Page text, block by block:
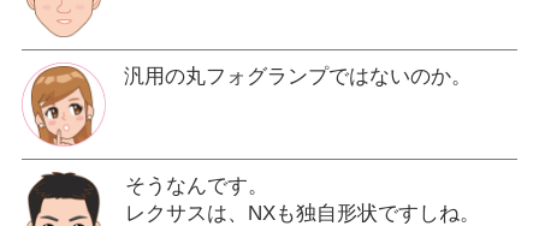
汎用の丸フォグランプではないのか。
そうなんです。
レクサスは、NXも独自形状ですしね。